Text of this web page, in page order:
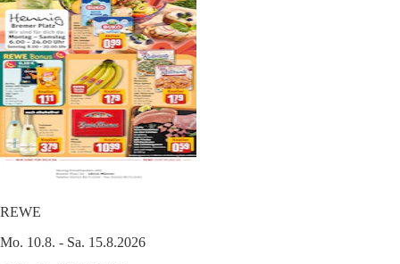
REWE
Mo. 10.8. - Sa. 15.8.2026